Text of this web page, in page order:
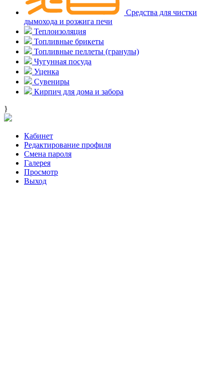
Средства для чистки
дымохода и розжига печи
Теплоизоляция
Топливные брикеты
Топливные пеллеты (гранулы)
Чугунная посуда
Уценка
Сувениры
Кирпич для дома и забора
}
Кабинет
Редактирование профиля
Смена пароля
Галерея
Просмотр
Выход